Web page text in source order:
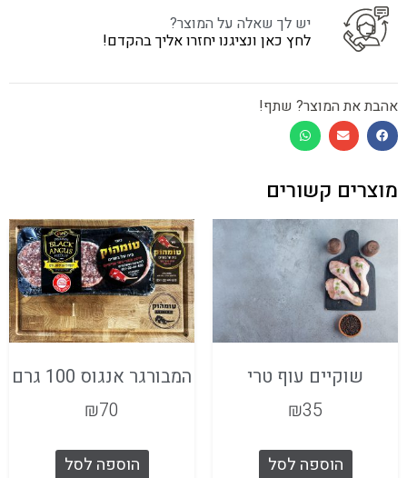
יש לך שאלה על המוצר?
לחץ כאן ונציגנו יחזרו אליך בהקדם!
אהבת את המוצר? שתף!
מוצרים קשורים
שוקיים עוף טרי
₪35
הוספה לסל
המבורגר אנגוס 100 גרם
₪70
הוספה לסל